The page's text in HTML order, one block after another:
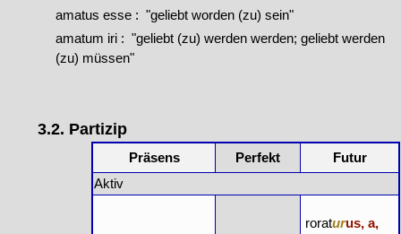
amatus esse : "geliebt worden (zu) sein"
amatum iri : "geliebt (zu) werden werden; geliebt werden
(zu) müssen"
3.2. Partizip
Präsens Perfekt
Futur
Aktiv
roraturus, a,